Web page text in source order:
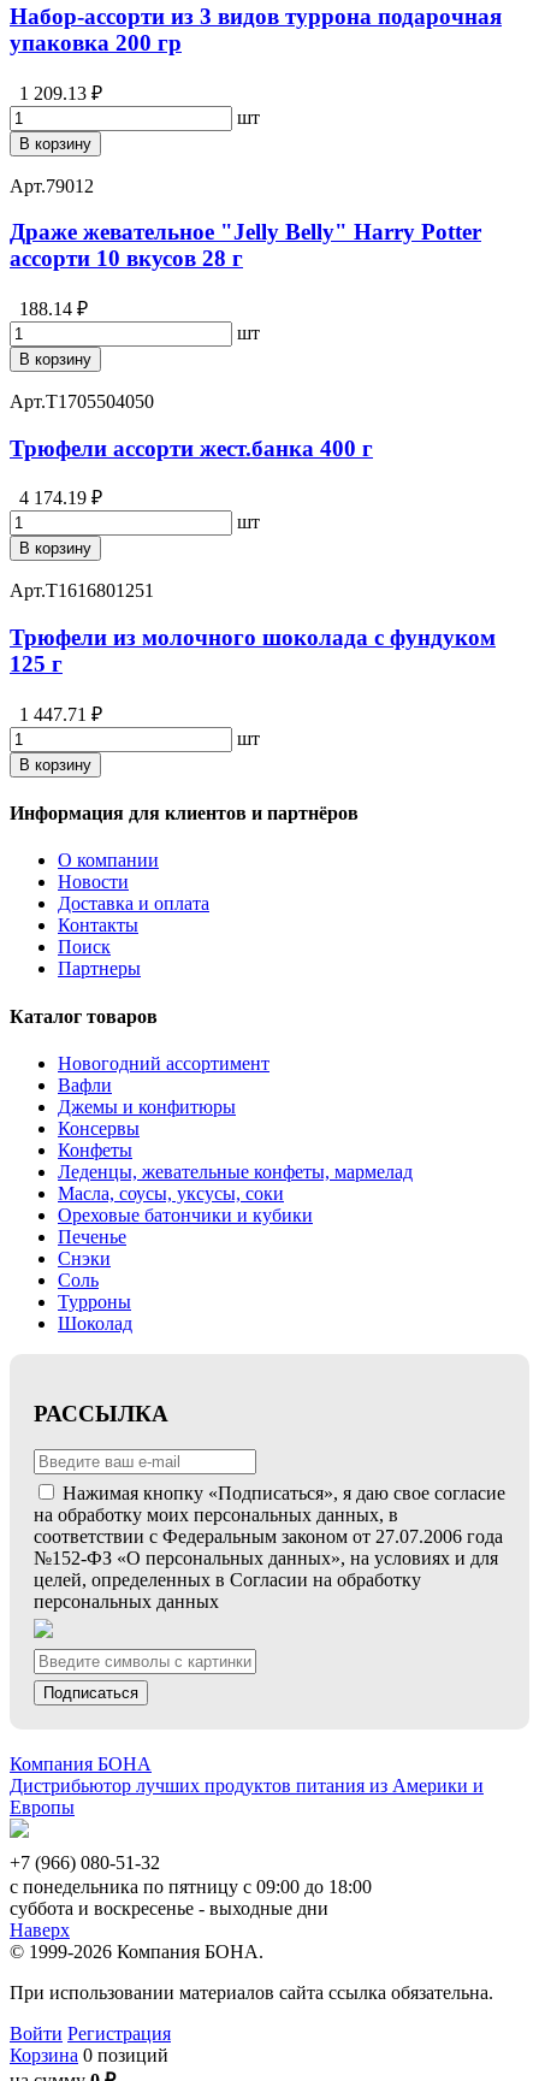
Набор-ассорти из 3 видов туррона подарочная
упаковка 200 гр
1 209.13 ₽
шт
В корзину
Арт.79012
Драже жевательное "Jelly Belly" Harry Potter
ассорти 10 вкусов 28 г
188.14 ₽
шт
В корзину
Арт.T1705504050
Трюфели ассорти жест.банка 400 г
4 174.19 ₽
шт
В корзину
Арт.T1616801251
Трюфели из молочного шоколада c фундуком
125 г
1 447.71 ₽
шт
В корзину
Информация для клиентов и партнёров
О компании
Новости
Доставка и оплата
Контакты
Поиск
Партнеры
Каталог товаров
Новогодний ассортимент
Вафли
Джемы и конфитюры
Консервы
Конфеты
Леденцы, жевательные конфеты, мармелад
Масла, соусы, уксусы, соки
Ореховые батончики и кубики
Печенье
Снэки
Соль
Турроны
Шоколад
РАССЫЛКА
Нажимая кнопку «Подписаться», я даю свое согласие
на обработку моих персональных данных, в
соответствии с Федеральным законом от 27.07.2006 года
№152-ФЗ «О персональных данных», на условиях и для
целей, определенных в Согласии на обработку
персональных данных
Подписаться
Компания БОНА
Дистрибьютор лучших продуктов питания из Америки и
Европы
+7 (966) 080-51-32
с понедельника по пятницу с 09:00 до 18:00
суббота и воскресенье - выходные дни
Наверх
© 1999-2026 Компания БОНА.
При использовании материалов сайта ссылка обязательна.
Войти Регистрация
Корзина 0 позиций